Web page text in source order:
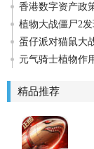
香港数字资产政
植物大战僵尸2
蛋仔派对猫鼠大
元气骑士植物作
精品推荐